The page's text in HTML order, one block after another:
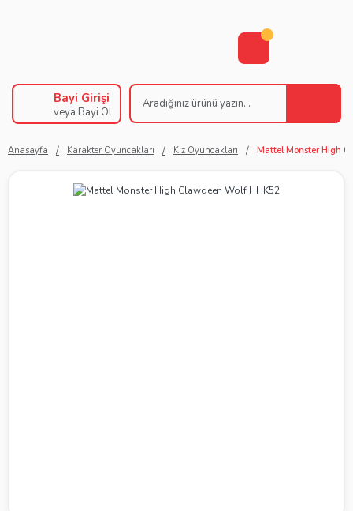
Bayi Girişi
veya Bayi Ol
Anasayfa Karakter Oyuncakları Kız Oyuncakları Mattel Monster High